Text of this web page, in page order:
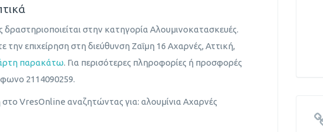
στην κατηγορία Αλουμινοκατασκευές.
την επιχείρηση στη διεύθυνση Ζαΐμη 16 Αχαρνές, Αττική,
παρακάτω. Για περισότερες πληροφορίες ή προσφορές
2114090259.
στο VresOnline αναζητώντας για: αλουμίνια Αχαρνές